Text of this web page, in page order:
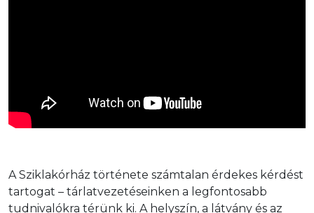
A Sziklakórház története számtalan érdekes kérdést
tartogat – tárlatvezetéseinken a legfontosabb
tudnivalókra térünk ki. A helyszín, a látvány és az